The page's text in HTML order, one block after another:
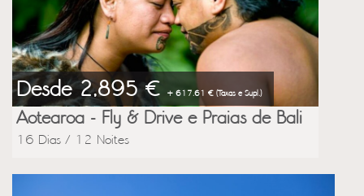
Desde 2,895 € + 617.61 € (Taxas e Supl.)
Aotearoa - Fly & Drive e Praias de Bali
16 Dias / 12 Noites